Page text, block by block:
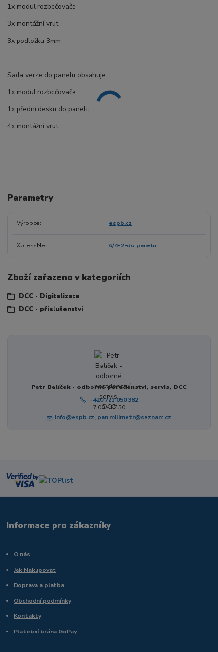
1x modul rozbočovače
3x montážní vrut
3x podložku 3mm
Sada verze do panelu obsahuje:
1x modul rozbočovače
1x přední desku do panelu
4x montážní vrut
Parametry
Výrobce espb.cz
XpressNet 6/4-2-do panelu
Zboží zařazeno v kategoriích
DCC - Digitalizace
DCC - příslušenství
Petr Balíček - odborné poradenství, servis, DCC
+420 721 050 382
7:00 - 17:30
info@espb.cz, pan.milimetr@seznam.cz
Informace pro zákazníky
O nás
Jak Nakupovat
Doprava a platba
Obchodní podmínky
Kontakty
Platební brána GoPay